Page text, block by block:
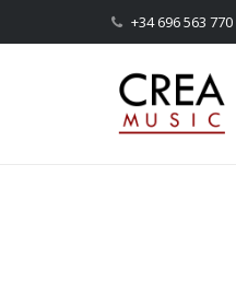
+34 696 563 770